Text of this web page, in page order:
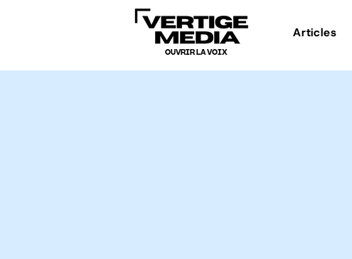
OUVRIR LA VOIX
Articles